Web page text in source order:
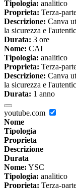
Tipologia: analitico
Proprieta: Terza-
Descrizione: Canva
la sicurezza e
Durata: 3 ore
Nome: CAI
Tipologia: analitico
Proprieta: Terza-
Descrizione: Canva
la sicurezza e
Durata: 1 anno
youtube.com
Nome
Tipologia
Proprieta
Descrizione
Durata
Nome: YSC
Tipologia: analitico
Proprieta: Terza-